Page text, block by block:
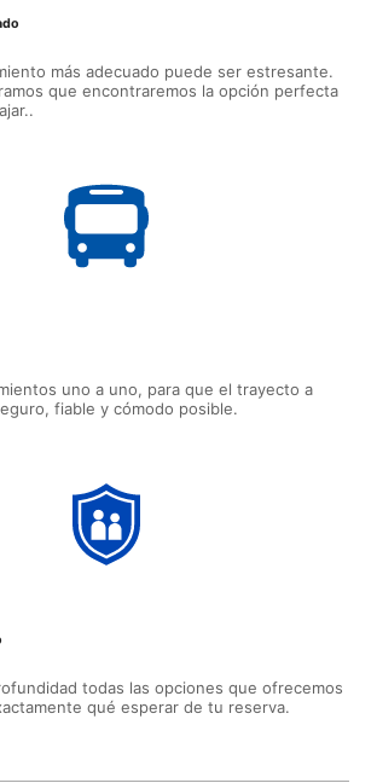
más adecuado puede ser estresante.
que encontraremos la opción perfecta
uno a uno, para que el trayecto a
fiable y cómodo posible.
todas las opciones que ofrecemos
qué esperar de tu reserva.